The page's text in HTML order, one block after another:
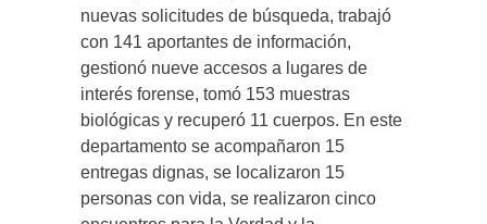
nuevas solicitudes de búsqueda, trabajó
con 141 aportantes de información,
gestionó nueve accesos a lugares de
interés forense, tomó 153 muestras
biológicas y recuperó 11 cuerpos. En este
departamento se acompañaron 15
entregas dignas, se localizaron 15
personas con vida, se realizaron cinco